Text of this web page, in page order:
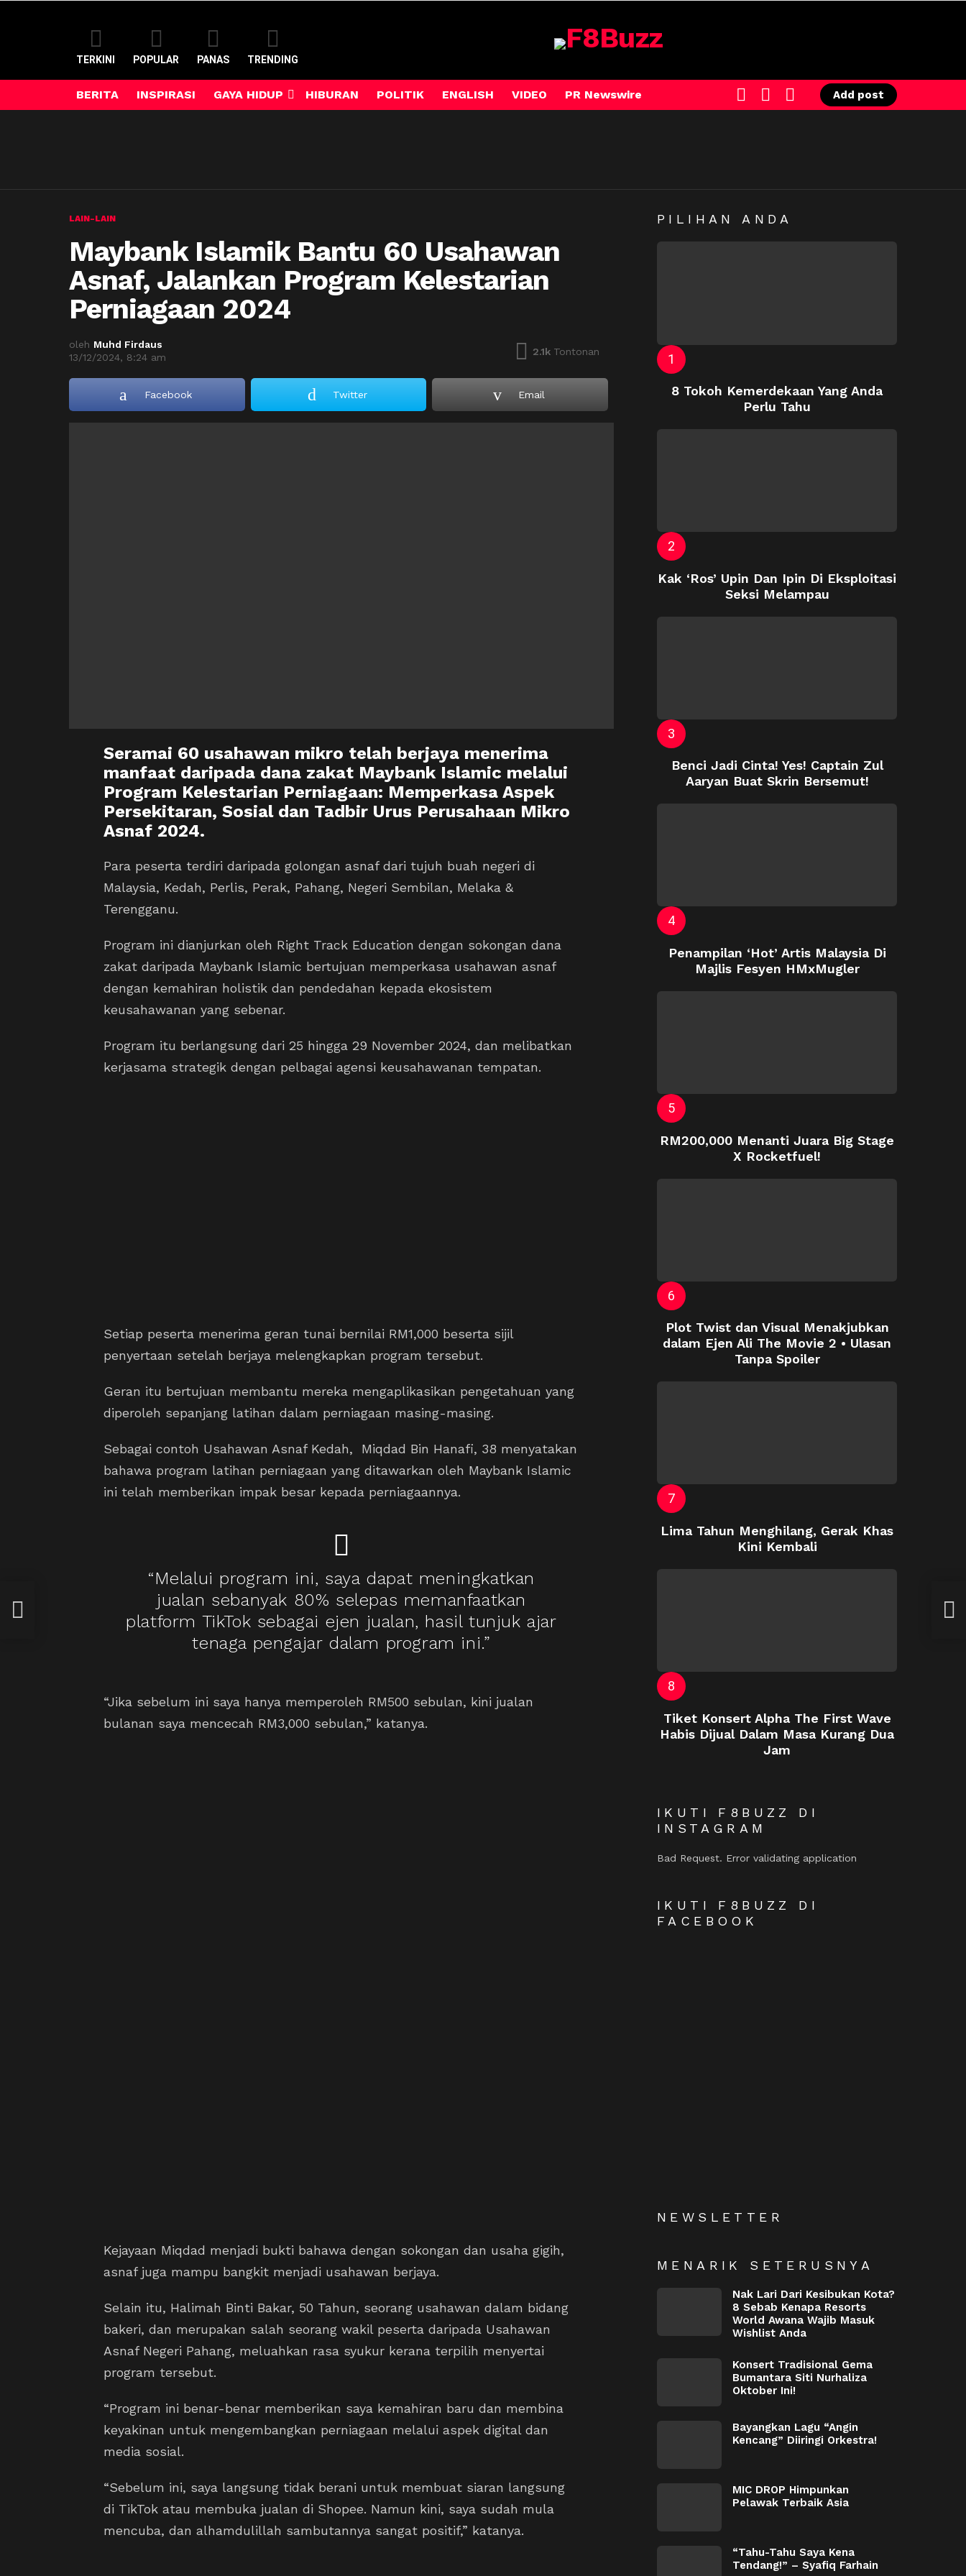
TERKINI POPULAR PANAS TRENDING
BERITA INSPIRASI GAYA HIDUP HIBURAN POLITIK ENGLISH VIDEO PR Newswire
SWITCHSEARCHLOGIN
Add post
LAIN-LAIN
Maybank Islamik Bantu 60 Usahawan
Asnaf, Jalankan Program Kelestarian
Perniagaan 2024
oleh Muhd Firdaus
13/12/2024, 8:24 am
2.1k Tontonan
Facebook Twitter Email
Seramai 60 usahawan mikro telah berjaya menerima
manfaat daripada dana zakat Maybank Islamic melalui
Program Kelestarian Perniagaan: Memperkasa Aspek
Persekitaran, Sosial dan Tadbir Urus Perusahaan Mikro
Asnaf 2024.
Para peserta terdiri daripada golongan asnaf dari tujuh buah negeri di
Malaysia, Kedah, Perlis, Perak, Pahang, Negeri Sembilan, Melaka &
Terengganu.
Program ini dianjurkan oleh Right Track Education dengan sokongan dana
zakat daripada Maybank Islamic bertujuan memperkasa usahawan asnaf
dengan kemahiran holistik dan pendedahan kepada ekosistem
keusahawanan yang sebenar.
Program itu berlangsung dari 25 hingga 29 November 2024, dan melibatkan
kerjasama strategik dengan pelbagai agensi keusahawanan tempatan.
Setiap peserta menerima geran tunai bernilai RM1,000 beserta sijil
penyertaan setelah berjaya melengkapkan program tersebut.
Geran itu bertujuan membantu mereka mengaplikasikan pengetahuan yang
diperoleh sepanjang latihan dalam perniagaan masing-masing.
Sebagai contoh Usahawan Asnaf Kedah, Miqdad Bin Hanafi, 38 menyatakan
bahawa program latihan perniagaan yang ditawarkan oleh Maybank Islamic
ini telah memberikan impak besar kepada perniagaannya.
“Melalui program ini, saya dapat meningkatkan
jualan sebanyak 80% selepas memanfaatkan
platform TikTok sebagai ejen jualan, hasil tunjuk ajar
tenaga pengajar dalam program ini.”
“Jika sebelum ini saya hanya memperoleh RM500 sebulan, kini jualan
bulanan saya mencecah RM3,000 sebulan,” katanya.
Kejayaan Miqdad menjadi bukti bahawa dengan sokongan dan usaha gigih,
asnaf juga mampu bangkit menjadi usahawan berjaya.
Selain itu, Halimah Binti Bakar, 50 Tahun, seorang usahawan dalam bidang
bakeri, dan merupakan salah seorang wakil peserta daripada Usahawan
Asnaf Negeri Pahang, meluahkan rasa syukur kerana terpilih menyertai
program tersebut.
“Program ini benar-benar memberikan saya kemahiran baru dan membina
keyakinan untuk mengembangkan perniagaan melalui aspek digital dan
media sosial.
“Sebelum ini, saya langsung tidak berani untuk membuat siaran langsung
di TikTok atau membuka jualan di Shopee. Namun kini, saya sudah mula
mencuba, dan alhamdulillah sambutannya sangat positif,” katanya.
PILIHAN ANDA
8 Tokoh Kemerdekaan Yang Anda
Perlu Tahu
Kak ‘Ros’ Upin Dan Ipin Di Eksploitasi
Seksi Melampau
Benci Jadi Cinta! Yes! Captain Zul
Aaryan Buat Skrin Bersemut!
Penampilan ‘Hot’ Artis Malaysia Di
Majlis Fesyen HMxMugler
RM200,000 Menanti Juara Big Stage
X Rocketfuel!
Plot Twist dan Visual Menakjubkan
dalam Ejen Ali The Movie 2 • Ulasan
Tanpa Spoiler
Lima Tahun Menghilang, Gerak Khas
Kini Kembali
Tiket Konsert Alpha The First Wave
Habis Dijual Dalam Masa Kurang Dua
Jam
IKUTI F8BUZZ DI
INSTAGRAM
Bad Request. Error validating application
IKUTI F8BUZZ DI
FACEBOOK
NEWSLETTER
MENARIK SETERUSNYA
Nak Lari Dari Kesibukan Kota?
8 Sebab Kenapa Resorts
World Awana Wajib Masuk
Wishlist Anda
Konsert Tradisional Gema
Bumantara Siti Nurhaliza
Oktober Ini!
Bayangkan Lagu “Angin
Kencang” Diiringi Orkestra!
MIC DROP Himpunkan
Pelawak Terbaik Asia
“Tahu-Tahu Saya Kena
Tendang!” – Syafiq Farhain